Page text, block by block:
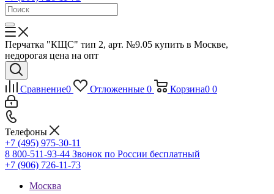
Перчатка "КЩС" тип 2, арт. №9.05 купить в Москве,
недорогая цена на опт
Сравнение0 Отложенные 0 Корзина0 0
Телефоны
+7 (495) 975-30-11
8 800-511-93-44 Звонок по России бесплатный
+7 (906) 726-11-73
Москва